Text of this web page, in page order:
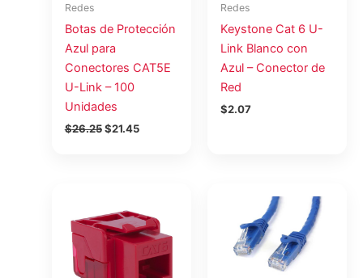
Redes
Botas de Protección
Azul para
Conectores CAT5E
U-Link – 100
Unidades
$26.25 $21.45
Redes
Keystone Cat 6 U-
Link Blanco con
Azul – Conector de
Red
$2.07